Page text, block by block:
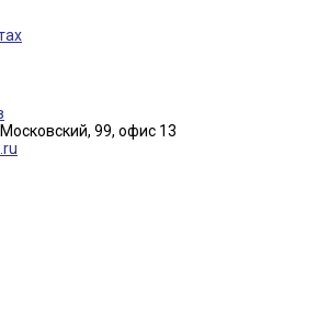
99, офис 13